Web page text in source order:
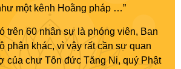
một kênh Hoằng pháp …”
trên 60 nhân sự là phóng viên, Ban
phận khác, vì vậy rất cần sự quan
của chư Tôn đức Tăng Ni, quý Phật